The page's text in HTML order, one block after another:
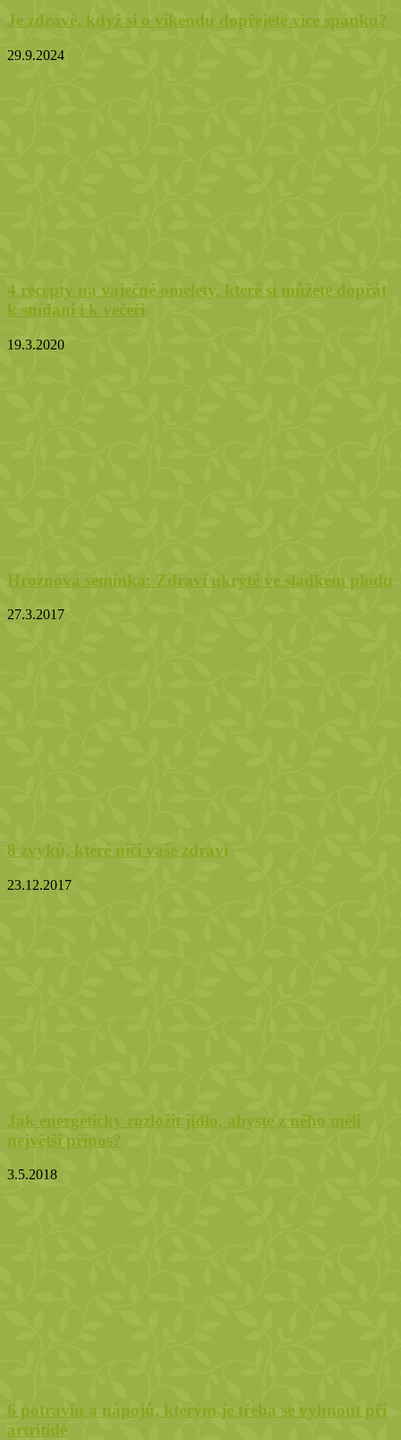
Je zdravé, když si o víkendu dopřejete více spánku?
29.9.2024
4 recepty na vaječné omelety, které si můžete dopřát
k snídani i k večeři
19.3.2020
Hroznová semínka: Zdraví ukryté ve sladkém plodu
27.3.2017
8 zvyků, které ničí vaše zdraví
23.12.2017
Jak energeticky rozložit jídlo, abyste z něho měli
největší přínos?
3.5.2018
6 potravin a nápojů, kterým je třeba se vyhnout při
artritidě